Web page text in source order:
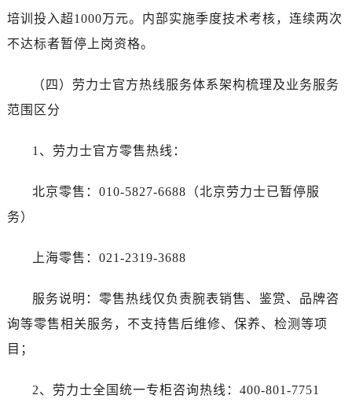
培训投入超1000万元。内部实施季度技术考核，连续两次
不达标者暂停上岗资格。
（四）劳力士官方热线服务体系架构梳理及业务服务
范围区分
1、劳力士官方零售热线：
北京零售：010-5827-6688（北京劳力士已暂停服
务）
上海零售：021-2319-3688
服务说明：零售热线仅负责腕表销售、鉴赏、品牌咨
询等零售相关服务，不支持售后维修、保养、检测等项
目；
2、劳力士全国统一专柜咨询热线：400-801-7751